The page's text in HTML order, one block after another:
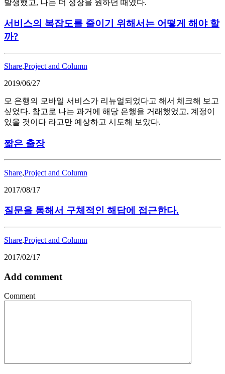
발생했고, 나는 더 성장을 원하던 때였다.
서비스의 복잡도를 줄이기 위해서는 어떻게 해야 할
까?
Share,Project and Column
2019/06/27
모 은행의 모바일 서비스가 리뉴얼되었다고 해서 체크해 보고
싶었다. 참고로 나는 과거에 해당 은행을 거래했었고, 계정이
있을 것이다 라고만 예상하고 시도해 보았다.
짧은 출장
Share,Project and Column
2017/08/17
질문을 통해서 구체적인 해답에 접근한다.
Share,Project and Column
2017/02/17
Add comment
Comment